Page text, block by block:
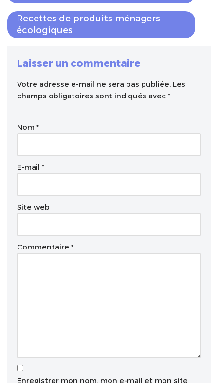
Recettes de produits ménagers
écologiques
Laisser un commentaire
Votre adresse e-mail ne sera pas publiée. Les
champs obligatoires sont indiqués avec *
Nom *
E-mail *
Site web
Commentaire *
Enregistrer mon nom, mon e-mail et mon site
A
l
r
a
t
: